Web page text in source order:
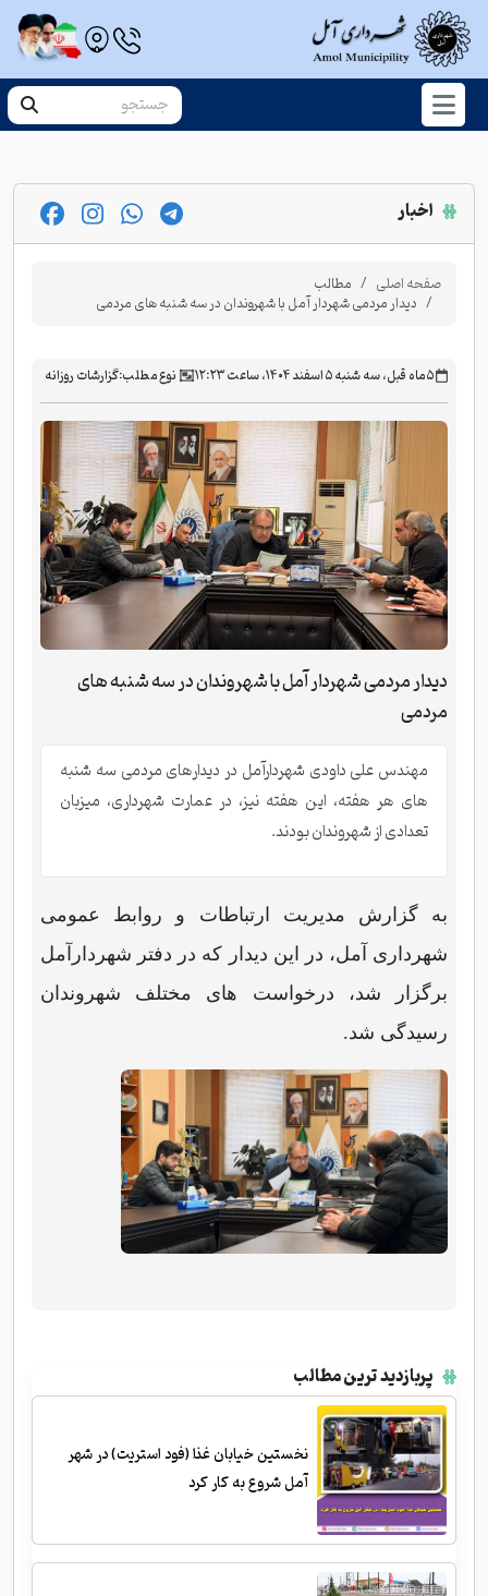
اخبار
صفحه اصلی مطالب
دیدار مردمی شهردار آمل با شهروندان در سه شنبه های مردمی
‫۵ ماه قبل، سه شنبه ۵ اسفند ۱۴۰۴، ساعت ۱۲:۲۳ نوع مطلب:گزارشات روزانه
دیدار مردمی شهردار آمل با شهروندان در سه شنبه های
مردمی
مهندس علی داودی شهردارآمل در دیدارهای مردمی سه شنبه
های هر هفته، این هفته نیز، در عمارت شهرداری، میزبان
تعدادی از شهروندان بودند.
به گزارش مدیریت ارتباطات و روابط عمومی
شهرداری آمل، در این دیدار که در دفتر شهردارآمل
برگزار شد، درخواست های مختلف شهروندان
رسیدگی شد.
پربازدید ترین مطالب
نخستین خیابان غذا (فود استریت) در شهر
آمل شروع به کار کرد